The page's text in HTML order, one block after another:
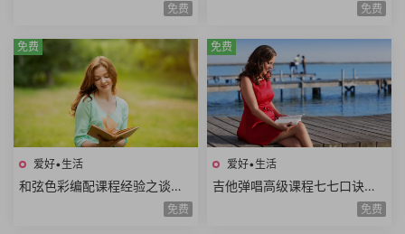
求情绪价值类型情绪价值实例
免费
速练习右手切音左手切音组合
免费
爱好•生活
和弦色彩编配课程经验之谈伴
奏方法高级和弦编曲解析扒谱
免费
免费
爱好•生活
吉他弹唱高级课程七七口诀音
程推算简谱视唱和弦构成音阶
免费
免费